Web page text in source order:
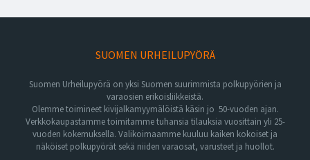
SUOMEN URHEILUPYÖRÄ
Suomen Urheilupyörä on yksi Suomen suurimmista polkupyörien ja
varaosien erikoisliikkeistä.
Olemme toimineet kivijalkamyymälöistä käsin jo 50-vuoden ajan.
Verkkokaupastamme toimitamme tuhansia tilauksia vuosittain yli 25-
vuoden kokemuksella. Valikoimaamme kuuluu kaiken kokoiset ja
näköiset polkupyörät sekä niiden varaosat, varusteet ja huollot.